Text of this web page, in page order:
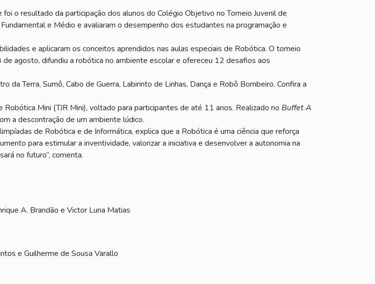
o resultado da participação dos alunos do Colégio Objetivo no Torneio Juvenil de
e Médio e avaliaram o desempenho dos estudantes na programação e
e aplicaram os conceitos aprendidos nas aulas especiais de Robótica. O torneio
agosto, difundiu a robótica no ambiente escolar e ofereceu 12 desafios aos
da Terra, Sumô, Cabo de Guerra, Labirinto de Linhas, Dança e Robô Bombeiro. Confira a
Mini (TJR Mini), voltado para participantes de até 11 anos. Realizado no Buffet A
a descontração de um ambiente lúdico.
de Robótica e de Informática, explica que a Robótica é uma ciência que reforça
para estimular a inventividade, valorizar a iniciativa e desenvolver a autonomia na
no futuro”, comenta.
A. Brandão e Victor Luna Matias
e Guilherme de Sousa Varallo